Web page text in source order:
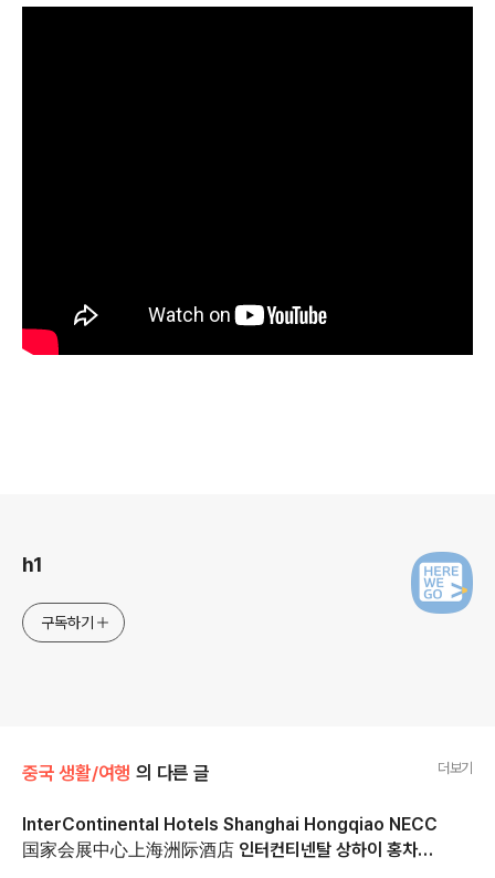
h1
구독하기
중국 생활/여행 의 다른 글 더보기
InterContinental Hotels Shanghai Hongqiao NECC
国家会展中心上海洲际酒店 인터컨티넨탈 상하이 홍차오